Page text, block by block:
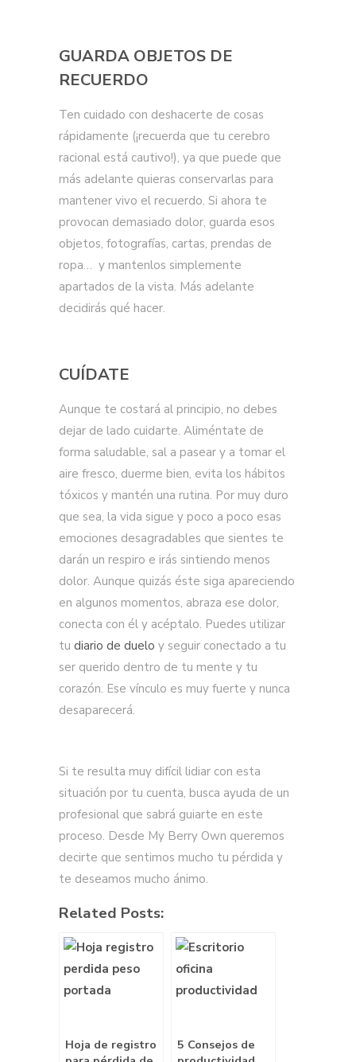
GUARDA OBJETOS DE
RECUERDO
Ten cuidado con deshacerte de cosas
rápidamente (¡recuerda que tu cerebro
racional está cautivo!), ya que puede que
más adelante quieras conservarlas para
mantener vivo el recuerdo. Si ahora te
provocan demasiado dolor, guarda esos
objetos, fotografías, cartas, prendas de
ropa… y mantenlos simplemente
apartados de la vista. Más adelante
decidirás qué hacer.
CUÍDATE
Aunque te costará al principio, no debes
dejar de lado cuidarte. Aliméntate de
forma saludable, sal a pasear y a tomar el
aire fresco, duerme bien, evita los hábitos
tóxicos y mantén una rutina. Por muy duro
que sea, la vida sigue y poco a poco esas
emociones desagradables que sientes te
darán un respiro e irás sintiendo menos
dolor. Aunque quizás éste siga apareciendo
en algunos momentos, abraza ese dolor,
conecta con él y acéptalo. Puedes utilizar
tu diario de duelo y seguir conectado a tu
ser querido dentro de tu mente y tu
corazón. Ese vínculo es muy fuerte y nunca
desaparecerá.
Si te resulta muy difícil lidiar con esta
situación por tu cuenta, busca ayuda de un
profesional que sabrá guiarte en este
proceso. Desde My Berry Own queremos
decirte que sentimos mucho tu pérdida y
te deseamos mucho ánimo.
Related Posts:
Hoja de registro
5 Consejos de